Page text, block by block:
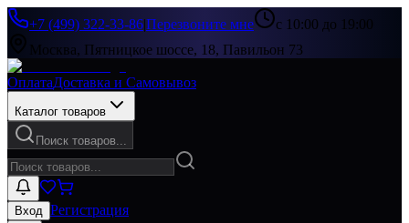
+7 (499) 322-33-86|Перезвоните мне
с 10:00 до 19:00
Москва, Пятницкое шоссе, 18, Павильон 73
ОплатаДоставка и Самовывоз
Каталог товаров
Поиск товаров...
Вход Регистрация